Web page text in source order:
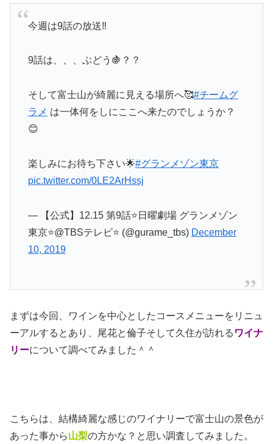
今週は9話の放送‼️
9話は、、、ぶどう🍇？？
そして富士山が綺麗に見える場所へ🥰#チームグ
ラメ は一体何をしにここへ来たのでしょうか？
😊
楽しみにお待ち下さい🌟#グランメゾン東京
pic.twitter.com/0LE2ArHssj
— 【公式】12.15 第9話⭐️日曜劇場 グランメゾン
東京⭐️@TBSテレビ⭐️ (@gurame_tbs) December
10, 2019
まずは今回、ワインを中心としたコースメニューをリニュ
ーアルするとあり、尾花と倫子そして久住が訪れる ワイナ
リーについて調べてみました＾＾
こちらは、結構綺麗な感じのワイナリーで富士山の景色が
あった事から山梨の方かな？と思い調査してみました。